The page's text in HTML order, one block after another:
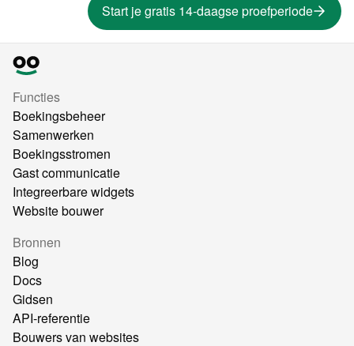
Start je gratis 14-daagse proefperiode
Functies
Boekingsbeheer
Samenwerken
Boekingsstromen
Gast communicatie
Integreerbare widgets
Website bouwer
Bronnen
Blog
Docs
Gidsen
API-referentie
Bouwers van websites